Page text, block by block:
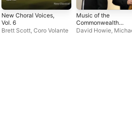
New Choral Voices,
Vol. 6
Brett Scott, Coro Volante
Music of the
Commonwealth
(Australia, Uk,
David Howie,